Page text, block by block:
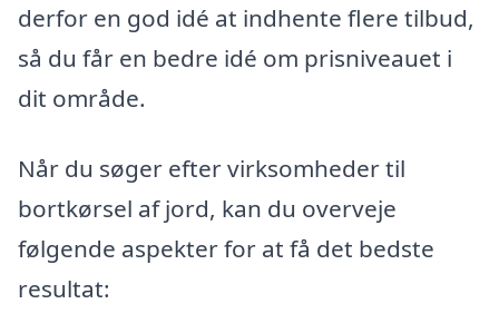
derfor en god idé at indhente flere tilbud,
så du får en bedre idé om prisniveauet i
dit område.
Når du søger efter virksomheder til
bortkørsel af jord, kan du overveje
følgende aspekter for at få det bedste
resultat: